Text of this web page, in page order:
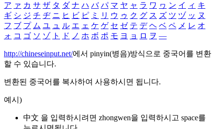
ア ァ カ サ ザ タ ダ ナ ハ バ パ マ ヤ ャ ラ ワ ヮ ン イ ィ キ
ギ シ ジ チ ヂ ニ ヒ ビ ピ ミ リ ウ ゥ ク グ ス ズ ツ ヅ ッ ヌ
フ ブ プ ム ユ ュ ル エ ェ ケ ゲ セ ゼ テ デ ヘ ベ ペ メ レ オ
ォ コ ゴ ソ ゾ ト ド ノ ホ ボ ポ モ ヨ ョ ロ ヲ ―
http://chineseinput.net/에서 pinyin(병음)방식으로 중국어를 변환
할 수 있습니다.
변환된 중국어를 복사하여 사용하시면 됩니다.
예시)
中文 을 입력하시려면 zhongwen을 입력하시고 space를